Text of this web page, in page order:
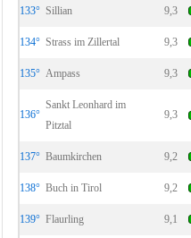
133° Sillian 9,3
134° Strass im Zillertal 9,3
135° Ampass 9,3
136°
Sankt Leonhard im
Pitztal
9,3
137° Baumkirchen 9,2
138° Buch in Tirol 9,2
139° Flaurling 9,1